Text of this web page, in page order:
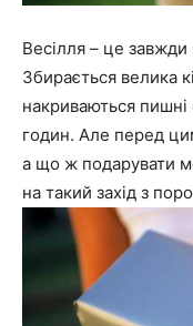
Весілля – це завжди
Збирається велика
накриваються пишні
годин. Але перед
а що ж подарувати
на такий захід з